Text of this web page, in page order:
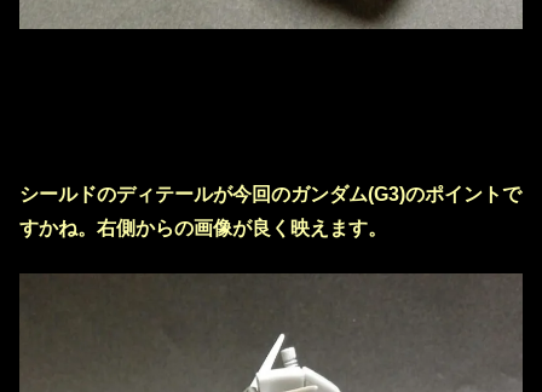
シールドのディテールが今回のガンダム(G3)のポイントで
すかね。右側からの画像が良く映えます。